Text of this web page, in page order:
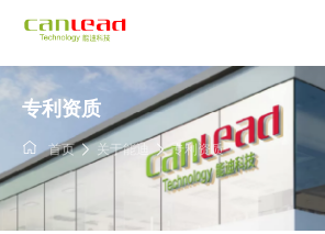
专利资质
首页 关于能迪 专利资质